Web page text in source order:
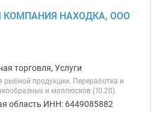
КОМПАНИЯ НАХОДКА, ООО
торговля, Услуги
рыбной продукции. Переработка и
и моллюсков (10.20)
область ИНН: 6449085882